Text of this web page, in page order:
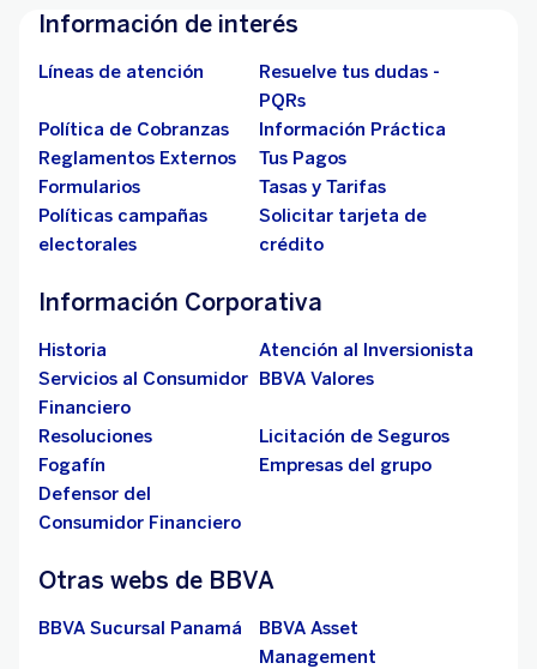
Información de interés
Líneas de atención
Resuelve tus dudas -
PQRs
Política de Cobranzas
Información Práctica
Reglamentos Externos
Tus Pagos
Formularios
Tasas y Tarifas
Políticas campañas
electorales
Solicitar tarjeta de
crédito
Información Corporativa
Historia
Atención al Inversionista
Servicios al Consumidor
Financiero
BBVA Valores
Resoluciones
Licitación de Seguros
Fogafín
Empresas del grupo
Defensor del
Consumidor Financiero
Otras webs de BBVA
BBVA Sucursal Panamá
BBVA Asset
Management